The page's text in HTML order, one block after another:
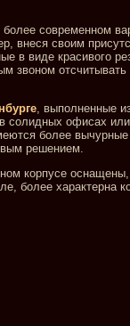
современном
внеся своим
в виде красивого
звоном
, выполненные
офисах
более
решением.
корпусе
более характерна